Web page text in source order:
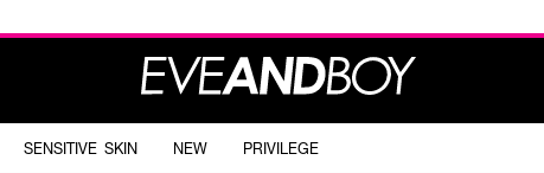
SENSITIVE SKIN NEW PRIVILEGE